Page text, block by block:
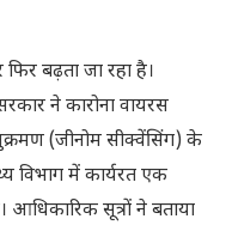
बढ़ता जा रहा है।
ने कारोना वायरस
(जीनोम सीक्वेंसिंग) के
विभाग में कार्यरत एक
आधिकारिक सूत्रों ने बताया